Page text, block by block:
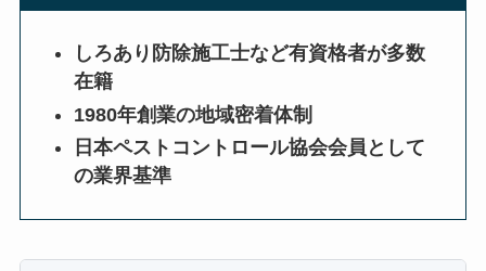
しろあり防除施工士など有資格者が多数
在籍
1980年創業の地域密着体制
日本ペストコントロール協会会員として
の業界基準